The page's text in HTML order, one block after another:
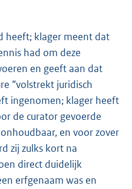
heeft; klager meent dat
had om deze
en geeft aan dat
“volstrekt juridisch
ingenomen; klager heeft
de curator gevoerde
en voor zover
zij zulks kort na
direct duidelijk
erfgenaam was en